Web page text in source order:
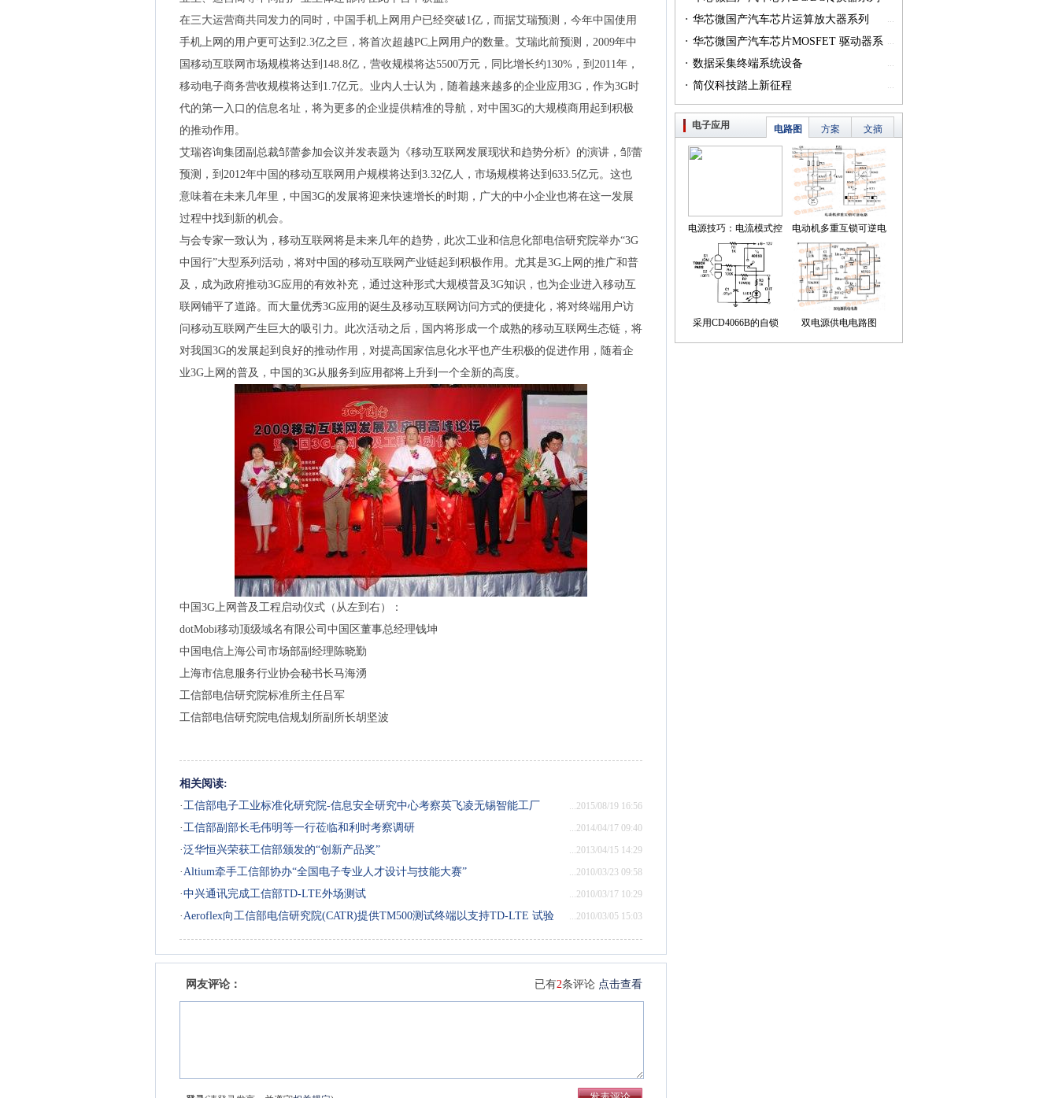
在三大运营商共同发力的同时，中国手机上网用户已经突破1亿，而据艾瑞预测，今年中国使用
手机上网的用户更可达到2.3亿之巨，将首次超越PC上网用户的数量。艾瑞此前预测，2009年中
国移动互联网市场规模将达到148.8亿，营收规模将达5500万元，同比增长约130%，到2011年，
移动电子商务营收规模将达到1.7亿元。业内人士认为，随着越来越多的企业应用3G，作为3G时
代的第一入口的信息名址，将为更多的企业提供精准的导航，对中国3G的大规模商用起到积极
的推动作用。
艾瑞咨询集团副总裁邹蕾参加会议并发表题为《移动互联网发展现状和趋势分析》的演讲，邹蕾
预测，到2012年中国的移动互联网用户规模将达到3.32亿人，市场规模将达到633.5亿元。这也
意味着在未来几年里，中国3G的发展将迎来快速增长的时期，广大的中小企业也将在这一发展
过程中找到新的机会。
与会专家一致认为，移动互联网将是未来几年的趋势，此次工业和信息化部电信研究院举办“3G
中国行”大型系列活动，将对中国的移动互联网产业链起到积极作用。尤其是3G上网的推广和普
及，成为政府推动3G应用的有效补充，通过这种形式大规模普及3G知识，也为企业进入移动互
联网铺平了道路。而大量优秀3G应用的诞生及移动互联网访问方式的便捷化，将对终端用户访
问移动互联网产生巨大的吸引力。此次活动之后，国内将形成一个成熟的移动互联网生态链，将
对我国3G的发展起到良好的推动作用，对提高国家信息化水平也产生积极的促进作用，随着企
业3G上网的普及，中国的3G从服务到应用都将上升到一个全新的高度。
中国3G上网普及工程启动仪式（从左到右）：
dotMobi移动顶级域名有限公司中国区董事总经理钱坤
中国电信上海公司市场部副经理陈晓勤
上海市信息服务行业协会秘书长马海湧
工信部电信研究院标准所主任吕军
工信部电信研究院电信规划所副所长胡坚波
相关阅读:
...2015/08/19 16:56
·工信部电子工业标准化研究院-信息安全研究中心考察英飞凌无锡智能工厂
...2014/04/17 09:40
·工信部副部长毛伟明等一行莅临和利时考察调研
...2013/04/15 14:29
·泛华恒兴荣获工信部颁发的“创新产品奖”
...2010/03/23 09:58
·Altium牵手工信部协办“全国电子专业人才设计与技能大赛”
...2010/03/17 10:29
·中兴通讯完成工信部TD-LTE外场测试
...2010/03/05 15:03
·Aeroflex向工信部电信研究院(CATR)提供TM500测试终端以支持TD-LTE 试验
网友评论： 已有2条评论 点击查看
...
· 华芯微国产汽车芯片运算放大器系列
（篇一）
...
· 华芯微国产汽车芯片MOSFET 驱动器系
列（篇一）
...
· 数据采集终端系统设备
...
· 简仪科技踏上新征程
电子应用 文摘
方案
电路图
电源技巧：电流模式控
制简化了对降压LED稳
压器的补偿
电动机多重互锁可逆电
路
采用CD4066B的自锁
式触摸开关电路
双电源供电电路图